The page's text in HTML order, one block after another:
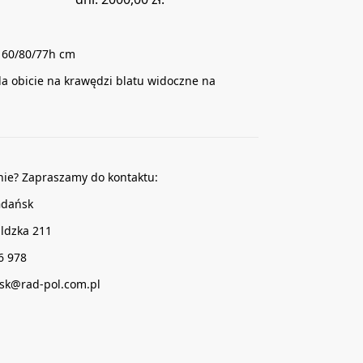
80/77h cm
obicie na krawędzi blatu widoczne na
Zapraszamy do kontaktu:
211
978
pol.com.pl